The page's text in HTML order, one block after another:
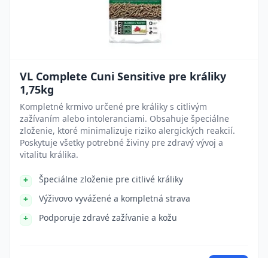
VL Complete Cuni Sensitive pre králiky
1,75kg
Kompletné krmivo určené pre králiky s citlivým
zažívaním alebo intoleranciami. Obsahuje špeciálne
zloženie, ktoré minimalizuje riziko alergických reakcií.
Poskytuje všetky potrebné živiny pre zdravý vývoj a
vitalitu králika.
Špeciálne zloženie pre citlivé králiky
Výživovo vyvážené a kompletná strava
Podporuje zdravé zažívanie a kožu